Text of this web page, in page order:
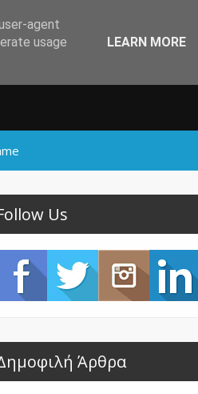
Us
Άρθρα
agent
usage
LEARN MORE